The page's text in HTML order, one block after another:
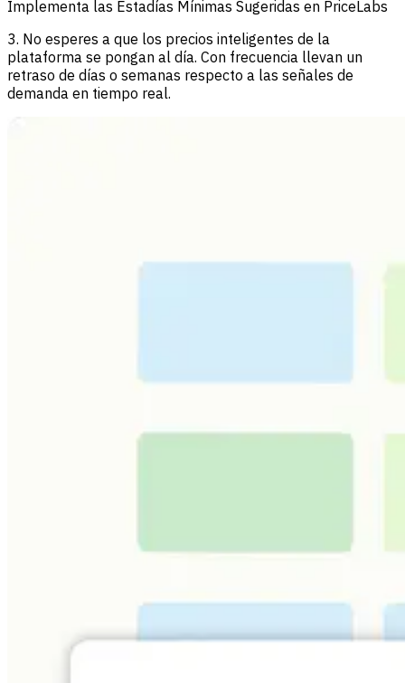
Implementa las Estadías Mínimas Sugeridas en PriceLabs
3. No esperes a que los precios inteligentes de la
plataforma se pongan al día. Con frecuencia llevan un
retraso de días o semanas respecto a las señales de
demanda en tiempo real.